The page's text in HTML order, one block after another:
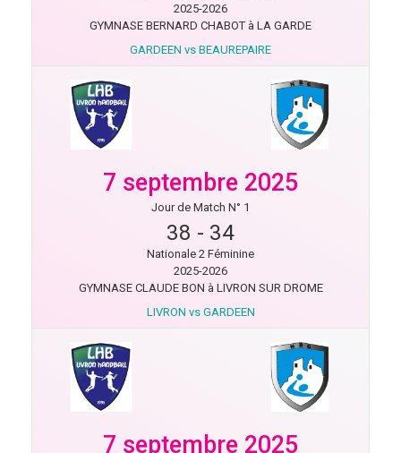
2025-2026
GYMNASE BERNARD CHABOT à LA GARDE
GARDEEN vs BEAUREPAIRE
7 septembre 2025
Jour de Match N° 1
38 - 34
Nationale 2 Féminine
2025-2026
GYMNASE CLAUDE BON à LIVRON SUR DROME
LIVRON vs GARDEEN
7 septembre 2025